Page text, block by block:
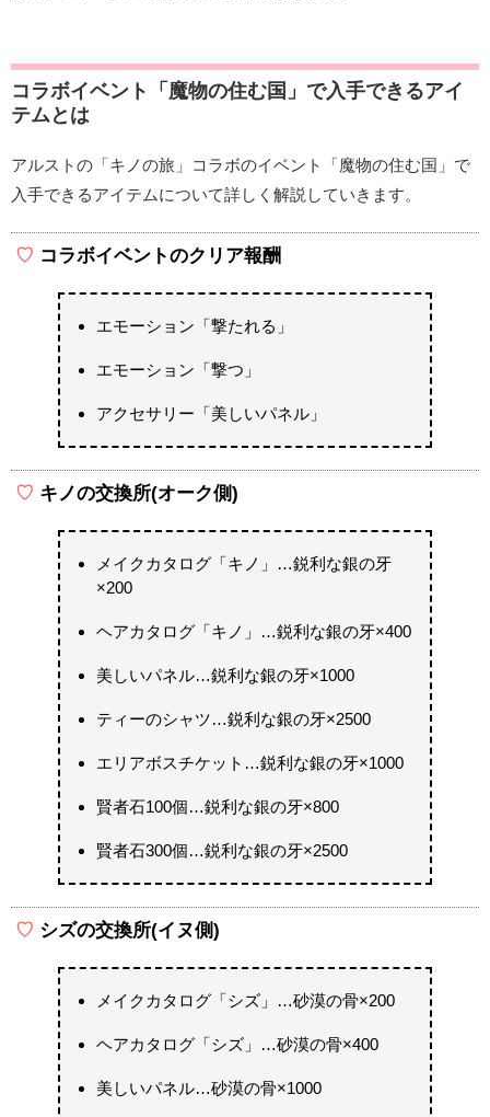
コラボイベント「魔物の住む国」で入手できるアイ
テムとは
アルストの「キノの旅」コラボのイベント「魔物の住む国」で
入手できるアイテムについて詳しく解説していきます。
コラボイベントのクリア報酬
エモーション「撃たれる」
エモーション「撃つ」
アクセサリー「美しいパネル」
キノの交換所(オーク側)
メイクカタログ「キノ」…鋭利な銀の牙
×200
ヘアカタログ「キノ」…鋭利な銀の牙×400
美しいパネル…鋭利な銀の牙×1000
ティーのシャツ…鋭利な銀の牙×2500
エリアボスチケット…鋭利な銀の牙×1000
賢者石100個…鋭利な銀の牙×800
賢者石300個…鋭利な銀の牙×2500
シズの交換所(イヌ側)
メイクカタログ「シズ」…砂漠の骨×200
ヘアカタログ「シズ」…砂漠の骨×400
美しいパネル…砂漠の骨×1000